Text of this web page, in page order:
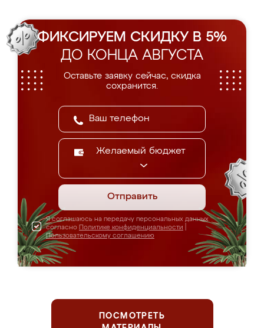
ФИКСИРУЕМ СКИДКУ В 5%
ДО КОНЦА АВГУСТА
Оставьте заявку сейчас, скидка
сохранится.
Желаемый бюджет
Отправить
Я соглашаюсь на передачу персональных данных
согласно Политике конфиденциальности
Пользовательскому соглашению
ПОСМОТРЕТЬ